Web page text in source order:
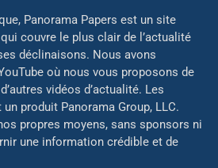
Panorama Papers est un site
couvre le plus clair de l’actualité
déclinaisons. Nous avons
où nous vous proposons de
vidéos d’actualité. Les
produit Panorama Group, LLC.
propres moyens, sans sponsors ni
une information crédible et de